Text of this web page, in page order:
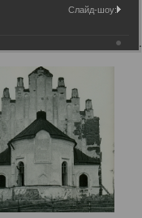
истории и культуры».
Слайд-шоу: